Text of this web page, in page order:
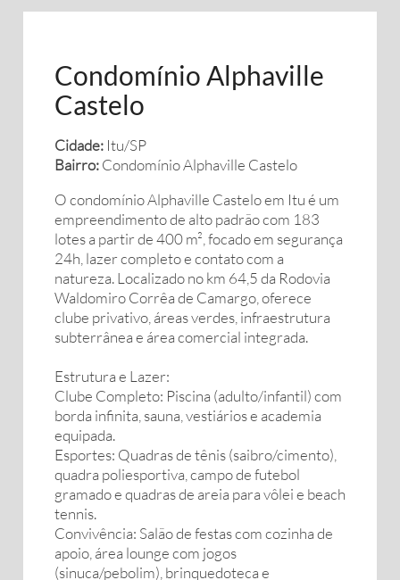
Condomínio Alphaville
Castelo
Cidade: Itu/SP
Bairro:Condomínio Alphaville Castelo
O condomínio Alphaville Castelo em Itu é um
empreendimento de alto padrão com 183
lotes a partir de 400 m², focado em segurança
24h, lazer completo e contato com a
natureza. Localizado no km 64,5 da Rodovia
Waldomiro Corrêa de Camargo, oferece
clube privativo, áreas verdes, infraestrutura
subterrânea e área comercial integrada.
Estrutura e Lazer:
Clube Completo: Piscina (adulto/infantil) com
borda infinita, sauna, vestiários e academia
equipada.
Esportes: Quadras de tênis (saibro/cimento),
quadra poliesportiva, campo de futebol
gramado e quadras de areia para vôlei e beach
tennis.
Convivência: Salão de festas com cozinha de
apoio, área lounge com jogos
(sinuca/pebolim), brinquedoteca e